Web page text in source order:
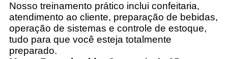
Nosso treinamento prático inclui confeitaria,
atendimento ao cliente, preparação de bebidas,
operação de sistemas e controle de estoque,
tudo para que você esteja totalmente
preparado.